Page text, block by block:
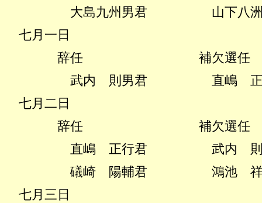
大島九州男君
山下八
七月一日
辞任 補欠選任
武内 則男君
直嶋
七月二日
辞任 補欠選任
直嶋 正行君
武内
礒崎 陽輔君
鴻池
七月三日